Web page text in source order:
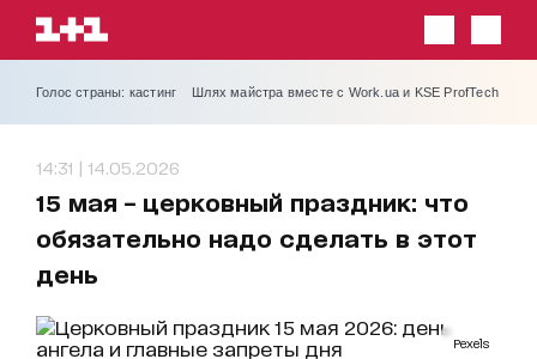
Голос страны: кастинг Шлях майстра вместе с Work.ua и KSE ProfTech
14:31 | 14.05.2026
15 мая – церковный праздник: что
обязательно надо сделать в этот
день
Pexels